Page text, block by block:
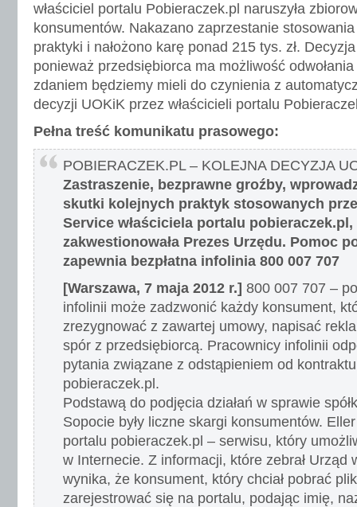
właściciel portalu Pobieraczek.pl naruszyła
konsumentów. Nakazano zaprzestanie
praktyki i nałożono karę ponad 215 tys. zł.
ponieważ przedsiębiorca ma możliwość
zdaniem będziemy mieli do czynienia z
decyzji UOKiK przez właścicieli portalu
Pełna treść komunikatu prasowego:
POBIERACZEK.PL – KOLEJNA DECYZJA
Zastraszenie, bezprawne groźby,
skutki kolejnych praktyk stosowanych
Service właściciela portalu
zakwestionowała Prezes Urzędu. Pomoc
zapewnia bezpłatna infolinia 800 007 707
[Warszawa, 7 maja 2012 r.] 800 007 707 –
infolinii może zadzwonić każdy konsument,
zrezygnować z zawartej umowy, napisać
spór z przedsiębiorcą. Pracownicy infolinii
pytania związane z odstąpieniem od
pobieraczek.pl.
Podstawą do podjęcia działań w sprawie
Sopocie były liczne skargi konsumentów.
portalu pobieraczek.pl – serwisu, który
w Internecie. Z informacji, które zebrał Urząd
wynika, że konsument, który chciał pobrać
zarejestrować się na portalu, podając imię,